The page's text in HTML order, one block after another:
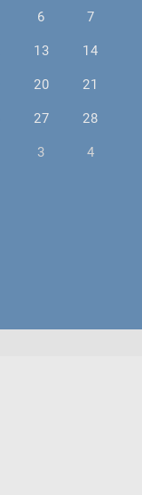
6
7
13
14
20
21
27
28
3 4